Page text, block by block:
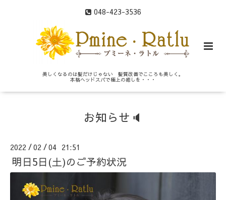
048-423-3536
美しくなるのは髪だけじゃない 髪質改善でこころも美しく。
本格ヘッドスパで極上の癒しを・・・
お知らせ🔈
2022 /02 /04 21:51
明日5日(土)のご予約状況